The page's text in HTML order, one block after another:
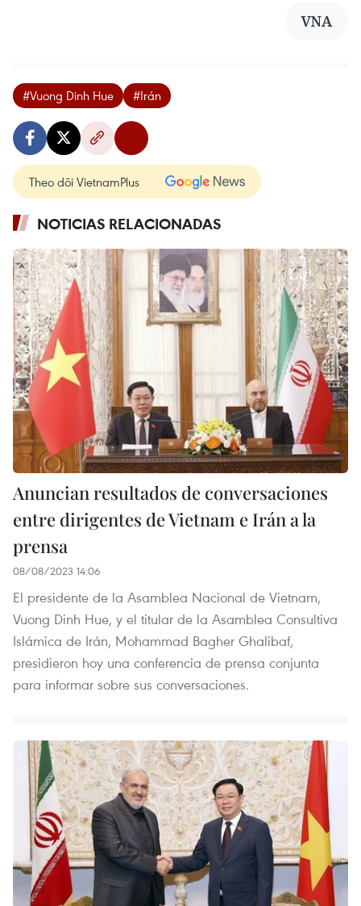
VNA
#Vuong Dinh Hue #Irán
Theo dõi VietnamPlus
NOTICIAS RELACIONADAS
Anuncian resultados de conversaciones
entre dirigentes de Vietnam e Irán a la
prensa
08/08/2023 14:06
El presidente de la Asamblea Nacional de Vietnam,
Vuong Dinh Hue, y el titular de la Asamblea Consultiva
Islámica de Irán, Mohammad Bagher Ghalibaf,
presidieron hoy una conferencia de prensa conjunta
para informar sobre sus conversaciones.